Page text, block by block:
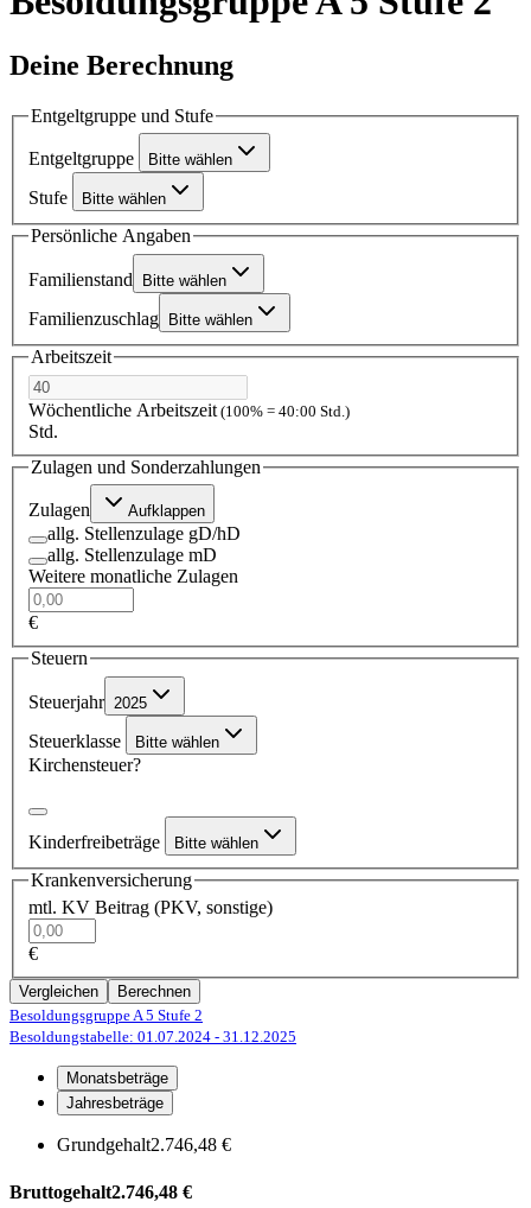
Deine Berechnung
Entgeltgruppe und Stufe
Entgeltgruppe Bitte wählen
Stufe Bitte wählen
Persönliche Angaben
Familienstand Bitte wählen
Familienzuschlag Bitte wählen
Arbeitszeit
Wöchentliche Arbeitszeit (100% = 40:00 Std.)
Std.
Zulagen und Sonderzahlungen
Zulagen Aufklappen
allg. Stellenzulage gD/hD
allg. Stellenzulage mD
Weitere monatliche Zulagen
€
Steuern
Steuerjahr 2025
Steuerklasse Bitte wählen
Kirchensteuer?
Kinderfreibeträge Bitte wählen
Krankenversicherung
mtl. KV Beitrag (PKV, sonstige)
€
Vergleichen
Berechnen
Besoldungsgruppe A 5 Stufe 2
Besoldungstabelle: 01.07.2024 - 31.12.2025
Monatsbeträge
Jahresbeträge
Grundgehalt2.746,48 €
Bruttogehalt2.746,48 €